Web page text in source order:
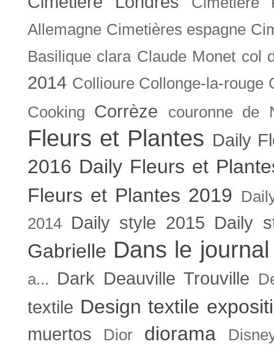
Allemagne Cimetières espagne
Basilique clara Claude Monet col
2014 Collioure Collonge-la-rouge
Cooking
Corrèze couronne de
Fleurs et Plantes Daily
2016 Daily Fleurs et
Fleurs et Plantes 2019
2014
Daily style 2015 Daily
Gabrielle Dans le journal
a... Dark Deauville Trouville
textile Design textile
muertos Dior diorama